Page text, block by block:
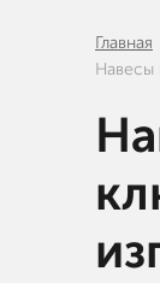
Главная
Навесы